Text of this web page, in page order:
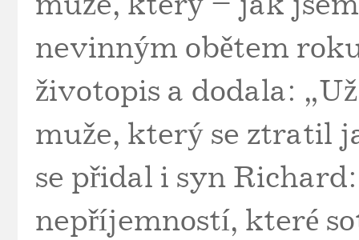
nevinným obětem
životopis a dodala:
muže, který se ztratil
se přidal i syn
nepříjemností, které